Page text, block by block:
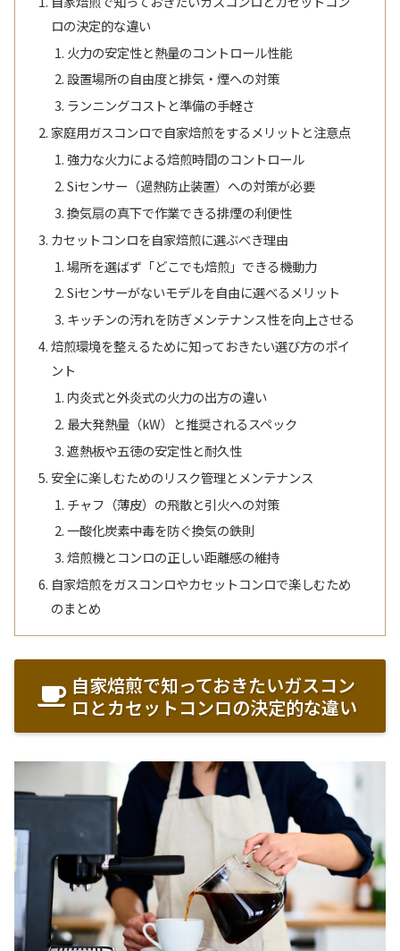
ロの決定的な違い
火力の安定性と熱量のコントロール性能
設置場所の自由度と排気・煙への対策
ランニングコストと準備の手軽さ
家庭用ガスコンロで自家焙煎をするメリットと注意点
強力な火力による焙煎時間のコントロール
Siセンサー（過熱防止装置）への対策が必要
換気扇の真下で作業できる排煙の利便性
カセットコンロを自家焙煎に選ぶべき理由
場所を選ばず「どこでも焙煎」できる機動力
Siセンサーがないモデルを自由に選べるメリット
キッチンの汚れを防ぎメンテナンス性を向上させる
焙煎環境を整えるために知っておきたい選び方のポイ
ント
内炎式と外炎式の火力の出方の違い
最大発熱量（kW）と推奨されるスペック
遮熱板や五徳の安定性と耐久性
安全に楽しむためのリスク管理とメンテナンス
チャフ（薄皮）の飛散と引火への対策
一酸化炭素中毒を防ぐ換気の鉄則
焙煎機とコンロの正しい距離感の維持
自家焙煎をガスコンロやカセットコンロで楽しむため
のまとめ
自家焙煎で知っておきたいガスコン
ロとカセットコンロの決定的な違い